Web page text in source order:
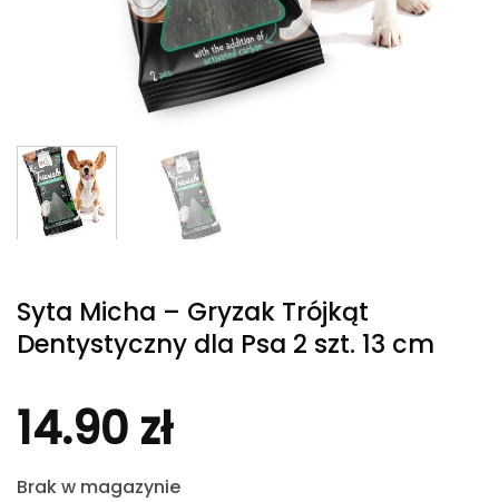
Syta Micha – Gryzak Trójkąt
Dentystyczny dla Psa 2 szt. 13 cm
14.90 zł
Brak w magazynie